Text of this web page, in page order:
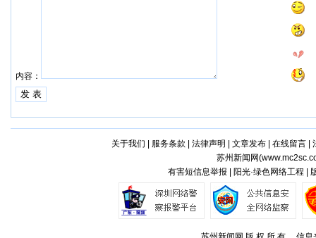
内容：
关于我们 服务条款 法律声明 文章发布| 在线留言|
苏州新闻网(
有害短信息举报 | 阳光·绿色网络工程 |